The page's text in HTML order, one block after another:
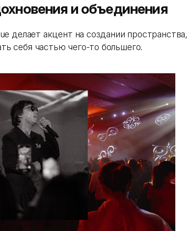
и объединения
делает акцент на создании пространства,
себя частью чего-то большего.